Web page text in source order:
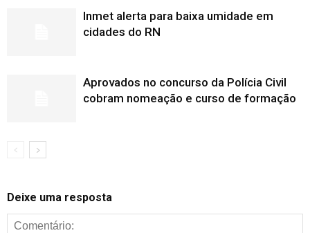
Inmet alerta para baixa umidade em
cidades do RN
Aprovados no concurso da Polícia Civil
cobram nomeação e curso de formação
Deixe uma resposta